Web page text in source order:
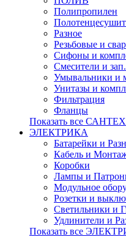
Полипропилен
Разное
Резьбовые и
Сифоны и
Смесители и
Умывальники и
Унитазы и
Фильтрация
Фланцы
Показать все
ЭЛЕКТРИКА
Батарейки и
Кабель и
Коробки
Лампы и
Модульное
Розетки и
Светильники и
Удлинители и
Показать все